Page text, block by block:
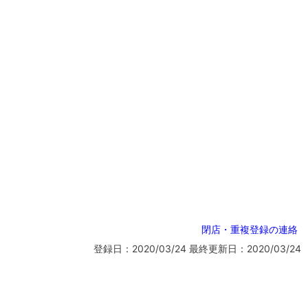
閉店・重複登録の連絡
登録日：2020/03/24 最終更新日：2020/03/24